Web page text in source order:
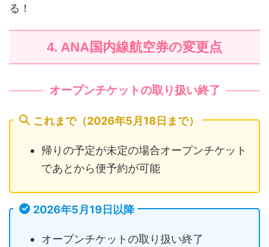
る！
4. ANA国内線航空券の変更点
オープンチケットの取り扱い終了
これまで（2026年5月18日まで）
帰りの予定が未定の場合オープンチケット
であとから便予約が可能
2026年5月19日以降
オープンチケットの取り扱い終了